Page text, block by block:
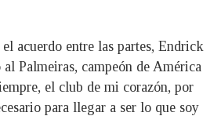
acuerdo entre las partes, Endrick
Palmeiras, campeón de América
el club de mi corazón, por
para llegar a ser lo que soy